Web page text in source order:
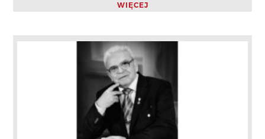
WIĘCEJ